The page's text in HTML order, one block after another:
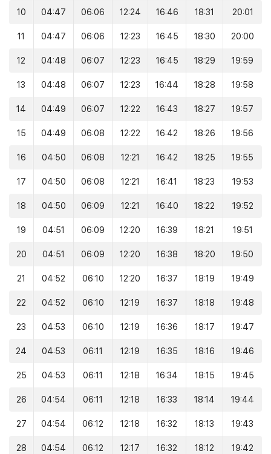
10 04:47 06:06 12:24 16:46 18:31 20:01
11 04:47 06:06 12:23 16:45 18:30 20:00
12 04:48 06:07 12:23 16:45 18:29 19:59
13 04:48 06:07 12:23 16:44 18:28 19:58
14 04:49 06:07 12:22 16:43 18:27 19:57
15 04:49 06:08 12:22 16:42 18:26 19:56
16 04:50 06:08 12:21 16:42 18:25 19:55
17 04:50 06:08 12:21 16:41 18:23 19:53
18 04:50 06:09 12:21 16:40 18:22 19:52
19 04:51 06:09 12:20 16:39 18:21 19:51
20 04:51 06:09 12:20 16:38 18:20 19:50
21 04:52 06:10 12:20 16:37 18:19 19:49
22 04:52 06:10 12:19 16:37 18:18 19:48
23 04:53 06:10 12:19 16:36 18:17 19:47
24 04:53 06:11 12:19 16:35 18:16 19:46
25 04:53 06:11 12:18 16:34 18:15 19:45
26 04:54 06:11 12:18 16:33 18:14 19:44
27 04:54 06:12 12:18 16:32 18:13 19:43
28 04:54 06:12 12:17 16:32 18:12 19:42